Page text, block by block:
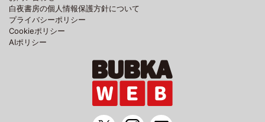
白夜書房の個人情報保護方針について
プライバシーポリシー
Cookieポリシー
AIポリシー